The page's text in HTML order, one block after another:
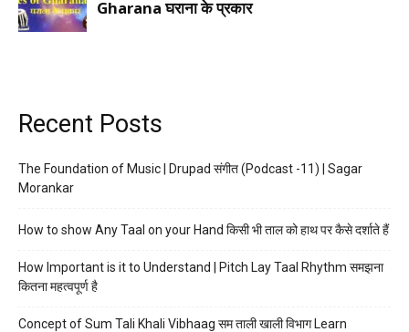
Recent Posts
The Foundation of Music | Drupad संगीत (Podcast -11) | Sagar
Morankar
How to show Any Taal on your Hand किसी भी ताल को हाथ पर कैसे दर्शाते हैं
How Important is it to Understand | Pitch Lay Taal Rhythm समझना
कितना महत्वपूर्ण है
Concept of Sum Tali Khali Vibhaag सम ताली खाली विभाग Learn